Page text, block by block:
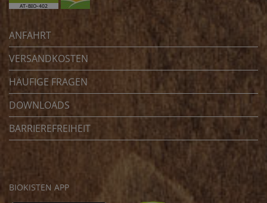
ANFAHRT
VERSANDKOSTEN
HÄUFIGE FRAGEN
DOWNLOADS
BARRIEREFREIHEIT
BIOKISTEN APP